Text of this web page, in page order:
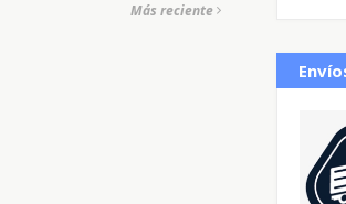
Más reciente